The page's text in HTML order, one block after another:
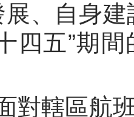
展、自身
四五”期間
對轄區航